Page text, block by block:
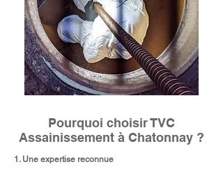
Pourquoi choisir TVC
Assainissement à Chatonnay ?
1. Une expertise reconnue